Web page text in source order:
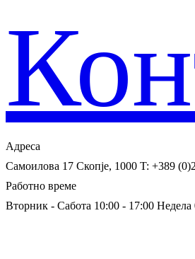
Адреса
Самоилова 17 Скопје, 1000 T: +389
Работно време
Вторник - Сабота 10:00 - 17:00 Недела